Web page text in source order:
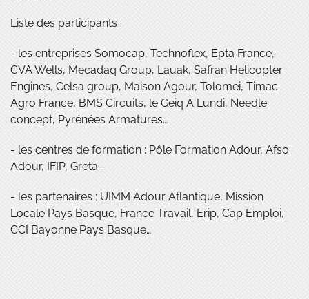
Liste des participants :
- les entreprises Somocap, Technoflex, Epta France,
CVA Wells, Mecadaq Group, Lauak, Safran Helicopter
Engines, Celsa group, Maison Agour, Tolomei, Timac
Agro France, BMS Circuits, le Geiq A Lundi, Needle
concept, Pyrénées Armatures…
- les centres de formation : Pôle Formation Adour, Afso
Adour, IFIP, Greta...
- les partenaires : UIMM Adour Atlantique, Mission
Locale Pays Basque, France Travail, Erip, Cap Emploi,
CCI Bayonne Pays Basque…